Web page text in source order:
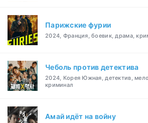
Парижские фурии
2024, Франция, боевик, драма,
Чеболь против детектива
2024, Корея Южная, детектив,
криминал
Амай идёт на войну